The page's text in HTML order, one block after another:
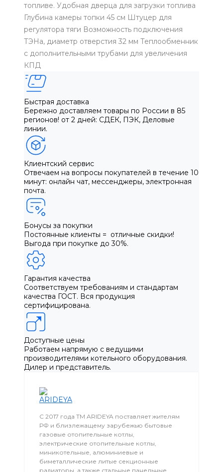
топливе. Удобная дверца для загрузки топлива
Глубина камеры топки 45 см Штуцер для
регулятора тяги Возможность подключения
ТЭНа, диаметр отверстия 32 мм Теплообменник
с дополнительными трубами для увеличения
КПД
Быстрая доставка
Бережно доставляем товары по России в 85
регионов! от 2 дней: СДЕК, ПЭК, Деловые
линии.
Клиентский сервис
Отвечаем на вопросы покупателей в течение 10
минут: онлайн чат, мессенджеры, электронная
почта.
Бонусы за покупки
Постоянные клиенты = отличные скидки!
Выгода при покупке до 30%.
Гарантия качества
Соответствуем требованиям и стандартам
качества ГОСТ. Вся продукция
сертифицирована.
Доступные цены
Работаем напрямую с ведущими
производителями котельного оборудования.
Дилер и представитель.
С 2017 года ТМ ARIDEYA поставляет жителям
РФ и близлежащему зарубежью бытовые
газовые отопительные котлы,
электрические отопительные котлы,
миникотельные, алюминиевые и
биметаллические литые секционные
радиаторы, а также стальные панельные